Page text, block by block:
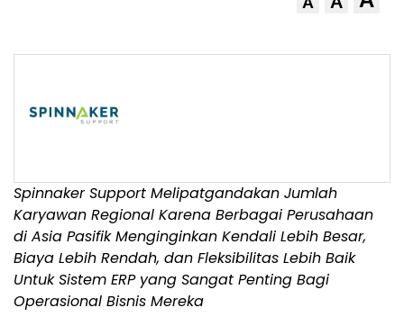
Spinnaker Support Melipatgandakan Jumlah
Karyawan Regional Karena Berbagai Perusahaan
di Asia Pasifik Menginginkan Kendali Lebih Besar,
Biaya Lebih Rendah, dan Fleksibilitas Lebih Baik
Untuk Sistem ERP yang Sangat Penting Bagi
Operasional Bisnis Mereka